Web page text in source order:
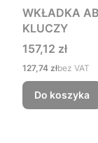
WKŁADKA
KLUCZY
Cena
157,12 zł
Cena
127,74 złbez VAT
Do koszyka